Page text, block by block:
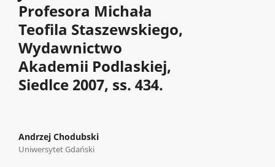
Profesora Michała
Teofila Staszewskiego,
Wydawnictwo
Akademii Podlaskiej,
Siedlce 2007, ss. 434.
Andrzej Chodubski
Uniwersytet Gdański